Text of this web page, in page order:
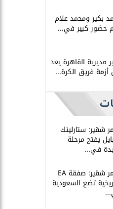
بكير ومحمد علام
حضور كبير في...
مديرية القاهرة يعد
أزمة فريق الكرة...
شقير: ستارلينك
يفتح مرحلة
في...
سامر شقير: صفقة EA
تضع السعودية